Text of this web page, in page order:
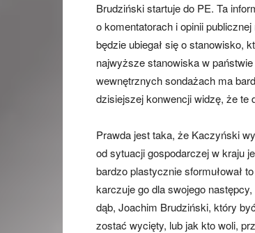
Brudziński startuje do PE. Ta
o komentatorach i opinii
będzie ubiegał się o stanowisko,
najwyższe stanowiska w
wewnętrznych sondażach ma
dzisiejszej konwencji widzę, że te
Prawda jest taka, że Kaczyński
od sytuacji gospodarczej w kraju
bardzo plastycznie sformułował
karczuje go dla swojego
dąb, Joachim Brudziński, który
zostać wycięty, lub jak kto woli,